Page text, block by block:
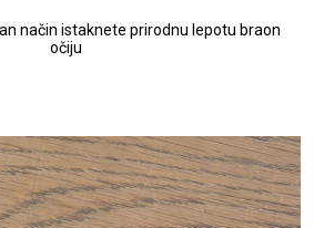
način istaknete prirodnu lepotu braon
očiju